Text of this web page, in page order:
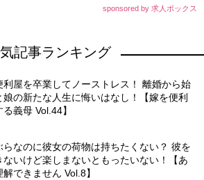
sponsored by 求人ボックス
記事ランキング
利屋を卒業してノーストレス！ 離婚から始
娘の新たな人生に悔いはなし！【嫁を便利
義母 Vol.44】
らなのに彼女の荷物は持ちたくない？ 彼を
ないけど楽しまないともったいない！【あ
できません Vol.8】